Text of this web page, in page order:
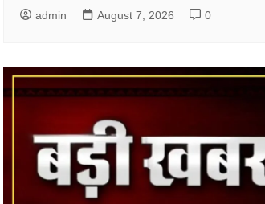
admin August 7, 2026 0